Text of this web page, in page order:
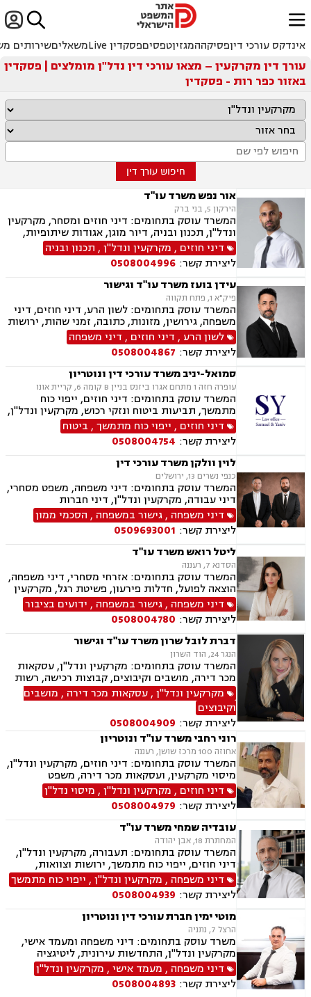

ﱐ
אינדקס עורכי דיןפסיקההמגזיןטפסיםפסקדין Live משאליםשירותים
עורך דין מקרקעין – מצאו עורכי דין נדל"ן מומלצים | פסקדין
באזור כפר רות - פסקדין
חיפוש עורך דין
אור נפש משרד עו"ד
הירקון 5, בני ברק
המשרד עוסק בתחומים: דיני חוזים ומסחר, מקרקעין
ונדל"ן, תכנון ובניה, דיור מוגן, אגודות שיתופיות,
ליקויי בנייה מושבים וקיבוצים, פינוי בינוי, קבוצות
רכישה, עסקאות מכר דירה, פינוי מושכר, הפקעת
קרקעות, מגרשים לבניה דיירות מוגנת, נחלות
ומשקים במושבים, רשות מקרקעי ישראל, צווי
הריסה, רישום קבלנים, בתים משותפים נדל"ן
ביהודה ושומרון, דיני תאגידים, אזרחי מסחרי, נזקי
רכוש.
דיני חוזים , מקרקעין ונדל"ן, תכנון ובניה
ליצירת קשר: 0508004996
עידן בועז משרד עו"ד וגישור
פיק"א 1, פתח תקווה
המשרד עוסק בתחומים: לשון הרע, דיני חוזים, דיני
משפחה, גירושין, מזונות, כתובה, זמני שהות, ירושות
וצוואת, הסכמי ממון, ייפוי כוח מתמשך, חלוקת רכוש,
ידועים בציבור, אפוטרופסות, צווי הרחקה, הגנת
הפרטיות, פינוי מושכר, מקרקעין ונדל"ן, עסקאות
מכר דירה.
לשון הרע , דיני חוזים , דיני משפחה
ליצירת קשר: 0508004867
סמואל-יניב משרד עורכי דין ונוטריון
עופרה חזה 1 מתחם אגרו ביזנס בניין B קומה 6, קריית אונו
המשרד עוסק בתחומים: דיני חוזים, ייפוי כוח
מתמשך, תביעות ביטוח ונזקי רכוש, מקרקעין ונדל"ן,
תמ"א 38, לשון הרע, ירושות וצוואות, מושבים
וקיבוצים, קבוצות רכישה, ליקוי בניה, פינוי בינוי,
פינוי מושכר, עסקאות מכר דירה, מגרשים לבניה,
נחלות ומשקים במושבים, רשות מקרקעי ישראל,
העברה בין דורית, בן ממשיך, נזקי גוף ותאונות,
תאונות דרכים, תאונות עבודה, תאונות תלמידים,
אובדן כושר עבודה, תאונות עקב רשלנות.
דיני חוזים , ייפוי כוח מתמשך, ביטוח
ליצירת קשר: 0508004754
לוין וולקן משרד עורכי דין
כנפי נשרים 13, ירושלים
המשרד עוסק בתחומים: דיני משפחה, משפט מסחרי,
דיני עבודה, מקרקעין ונדל"ן, דיני חברות
דיני משפחה ,גישור במשפחה , הסכמי ממון
ליצירת קשר: 0509693001
ליטל רואש משרד עו"ד
הסדנא 7, רעננה
המשרד עוסק בתחומים: אזרחי מסחרי, דיני משפחה,
הוצאה לפועל, חדלות פירעון, פשיטת רגל, מקרקעין
ונדל"ן, ייפוי כוח מתמשך, צבא ומשרד הביטחון,
ביטוח לאומי.
דיני משפחה ,גישור במשפחה , ידועים בציבור
ליצירת קשר: 0508004780
דברת לובל שרון משרד עו"ד וגישור
הנגר 24, הוד השרון
המשרד עוסק בתחומים: מקרקעין ונדל"ן, עסקאות
מכר דירה, מושבים וקיבוצים, קבוצות רכישה, רשות
מקרקעי ישראל, בתים משותפים, מיסוי נדלן, ייפוי
כוח מתמשך, ירושות וצוואות, גישור, הסכמי ממון,
העברה בין דורית.
מקרקעין ונדל"ן,עסקאות מכר דירה , מושבים
וקיבוצים
ליצירת קשר: 0508004909
רוני רחבי משרד עו"ד ונוטריון
אחוזה 100 מרכז שושן, רעננה
המשרד עוסק בתחומים: דיני חוזים, מקרקעין ונדל"ן,
מיסוי מקרקעין, ועסקאות מכר דירה, משפט
אזרחי-מסחרי, ייפוי כוח מתמשך, ירושות וצוואות,
דיני עבודה, דיני משפחה, הסכמי ממון, נזקי גוף
ותאונות, נוטריון.
דיני חוזים , מקרקעין ונדל"ן, מיסוי נדל"ן
ליצירת קשר: 0508004979
עובדיה שמחי משרד עו"ד
המחתרת 18, אבן יהודה
המשרד עוסק בתחומים: תעבורה, מקרקעין ונדל"ן,
דיני חוזים, ייפוי כוח מתמשך, ירושות וצוואות,
הסכמי ממון, אלימות במשפחה, מחיקת רישום פלילי
דיני משפחה , מקרקעין ונדל"ן, ייפוי כוח מתמשך
ליצירת קשר: 0508004939
מוטי ימין חברת עורכי דין ונוטריון
הרצל 7, נתניה
משרד עוסק בתחומים: דיני משפחה ומעמד אישי,
מקרקעין ונדל"ן, התחדשות עירונית, ליטיגציה
אזרחית-מסחרית, סכסוכים חוזיים, סכסוכים כספיים,
דיני חברות, ירושות וצוואות, ייפוי כוח מתמשך,
גישור.
דיני משפחה , מעמד אישי, מקרקעין ונדל"ן
ליצירת קשר: 0508004893